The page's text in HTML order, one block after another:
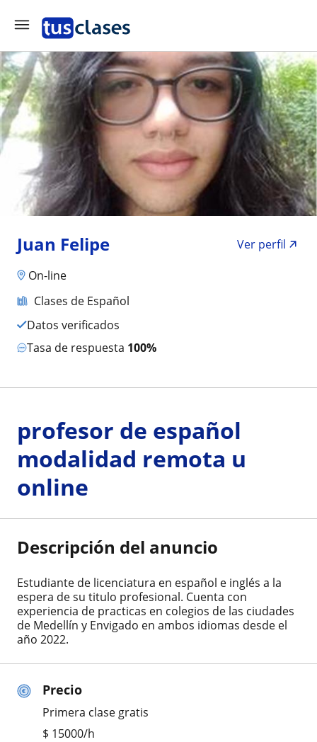
Juan Felipe
Ver perfil
On-line
Clases de Español
Datos verificados
Tasa de respuesta 100%
Precio
Primera clase gratis
$ 15000/h
profesor de español
modalidad remota u
online
Descripción del anuncio
Estudiante de licenciatura en español e inglés a la
espera de su titulo profesional. Cuenta con
experiencia de practicas en colegios de las ciudades
de Medellín y Envigado en ambos idiomas desde el
año 2022.